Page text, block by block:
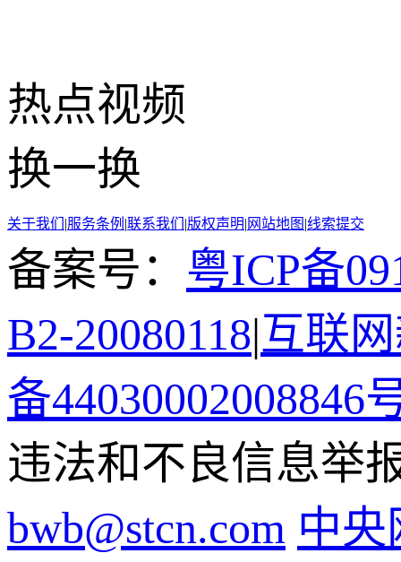
热点视频
换一换
关于我们 |服务条例 |联系我们 |版权声明| 网站地图 |线索提交
备案号： 粤ICP备
B2-20080118|互联
备44030002008846
违法和不良信息举
bwb@stcn.com 中